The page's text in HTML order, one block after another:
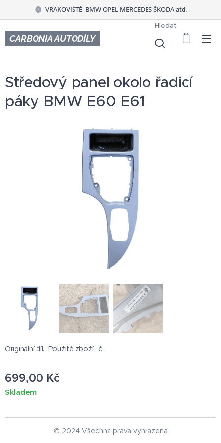
VRAKOVIŠTĚ BMW OPEL MERCEDES ŠKODA atd.
CARBONIA AUTODÍLY
Hledat
Středový panel okolo řadicí
páky BMW E60 E61
Originální díl. Použité zboží. č.
699,00 Kč
Skladem
© 2024 Všechna práva vyhrazena